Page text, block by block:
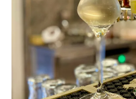
HAUPTSTADT